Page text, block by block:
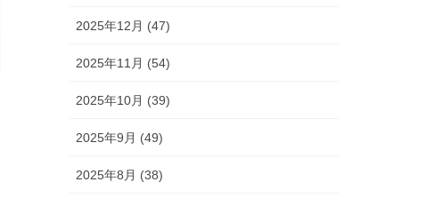
2025年12月 (47)
2025年11月 (54)
2025年10月 (39)
2025年9月 (49)
2025年8月 (38)